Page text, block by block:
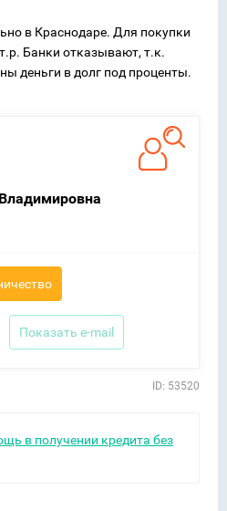
в Краснодаре. Для покупки
Банки отказывают, т.к.
деньги в долг под проценты.
Показать e-mail
ID: 53520
в получении кредита без